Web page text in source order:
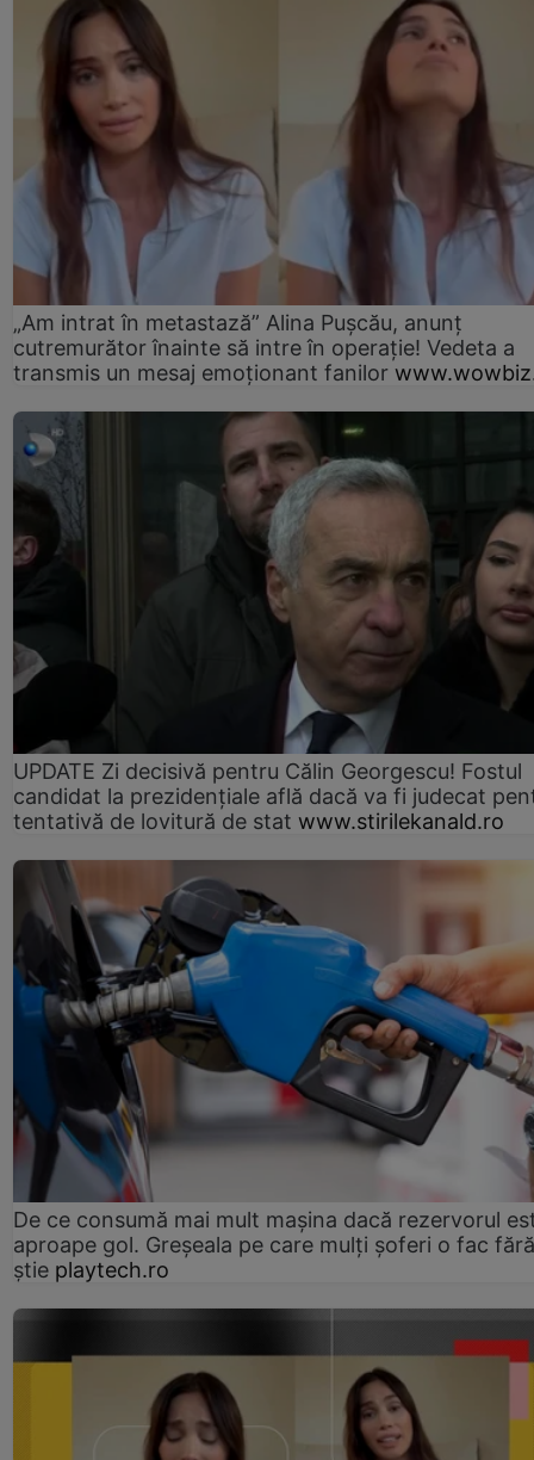
„Am intrat în metastază” Alina Pușcău, anunț
cutremurător înainte să intre în operație! Vedeta a
transmis un mesaj emoționant fanilor
UPDATE Zi decisivă pentru Călin Georgescu! Fostul
candidat la prezidențiale află dacă va fi judecat
tentativă de lovitură de stat www.stirilekanald.ro
De ce consumă mai mult mașina dacă rezervorul
aproape gol. Greșeala pe care mulți șoferi o fac
știe playtech.ro